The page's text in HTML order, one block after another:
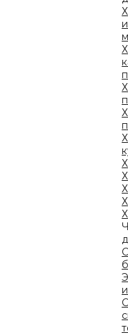
будут
условиям
ОПЫТ построения
кто знает цену
в "прозрачный"
свою нишу и
для успешного
условия поставки